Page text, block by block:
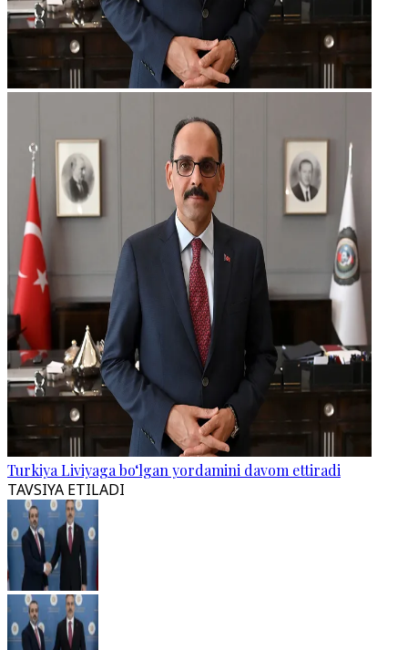
Turkiya Liviyaga bo‘lgan yordamini davom ettiradi
TAVSIYA ETILADI